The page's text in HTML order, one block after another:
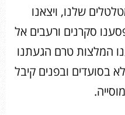
שלנו, ויצאנו
סקרנים ורעבים אל
המלצות טרם הגעתנו
בסועדים ובפנים קיבל